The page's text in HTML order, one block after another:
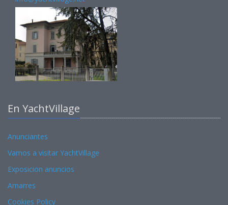
En YachtVillage
Anunciantes
Vamos a visitar YachtVillage
Exposicion anuncios
Amarres
Cookies Policy